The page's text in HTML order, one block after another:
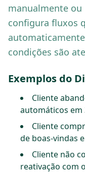
manualmente ou
configura fluxos
condições são
Exemplos do
Cliente
automáticos em
Cliente
de boas-vindas
Cliente não
reativação com